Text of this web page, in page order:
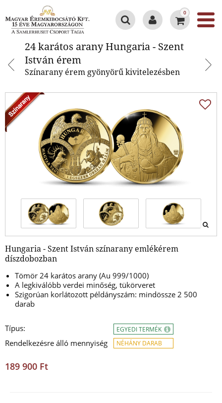
0
24 karátos arany Hungaria - Szent
István érem
Színarany érem gyönyörű kivitelezésben
Hungaria - Szent István színarany emlékérem
díszdobozban
Tömör 24 karátos arany (Au 999/1000)
A legkiválóbb verdei minőség, tükörveret
Szigorúan korlátozott példányszám: mindössze 2 500
darab
Típus:
Rendelkezésre álló mennyiség
EGYEDI TERMÉK
NÉHÁNY DARAB
189 900 Ft
24 karátos arany Hungaria - Szent
István érem